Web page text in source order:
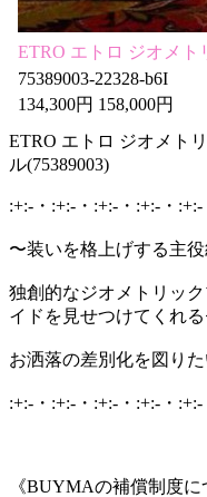
ETRO エトロ ジオメ
75389003-22328-b6I
134,300円 158,000円
ETRO エトロ ジオメト
ル(75389003)
:+:-・:+:-・:+:-・:+:-・
〜装いを格上げする主
独創的なジオメトリッ
イドを見せつけてくれる
お洒落の差別化を図り
:+:-・:+:-・:+:-・:+:-・
《BUYMAの補償制度に